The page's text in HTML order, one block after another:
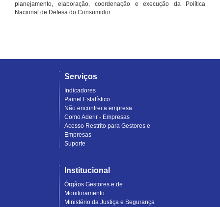
planejamento, elaboração, coordenação e execução da Política
Nacional de Defesa do Consumidor.
Serviços
Indicadores
Painel Estatístico
Não encontrei a empresa
Como Aderir - Empresas
Acesso Restrito para Gestores e
Empresas
Suporte
Institucional
Órgãos Gestores e de
Monitoramento
Ministério da Justiça e Segurança